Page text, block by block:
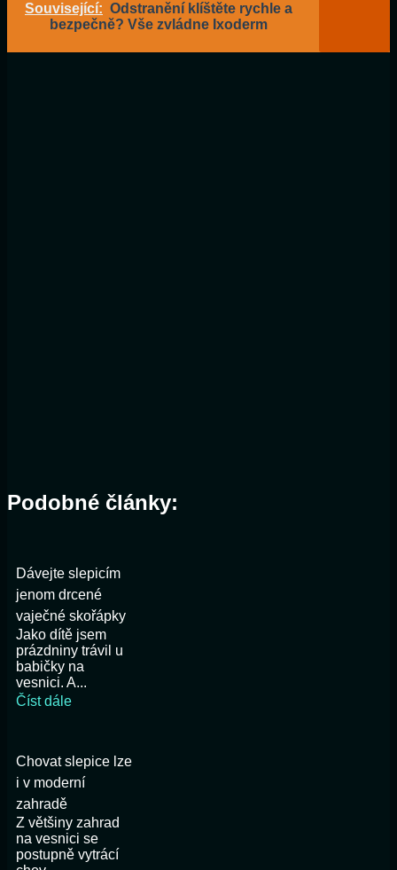
Související: Odstranění klíštěte rychle a
bezpečně? Vše zvládne Ixoderm
Podobné články:
Dávejte slepicím
jenom drcené
vaječné skořápky
Jako dítě jsem
prázdniny trávil u
babičky na
vesnici. A...
Číst dále
Chovat slepice lze
i v moderní
zahradě
Z většiny zahrad
na vesnici se
postupně vytrácí